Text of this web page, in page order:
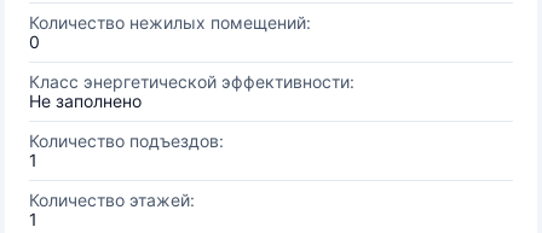
Количество нежилых помещений:
0
Класс энергетической эффективности:
Не заполнено
Количество подъездов:
1
Количество этажей:
1